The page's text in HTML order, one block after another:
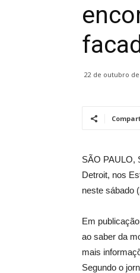
22 de outubro de
SÃO PAULO,
Detroit, nos
neste sábado
Em
ao saber da
mais
Segundo o